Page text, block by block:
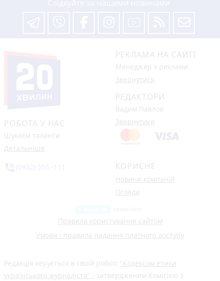
РОБОТА У НАС
Шукаєм таланти
Детальніше
РЕКЛАМА НА САЙТІ
Менеджер з реклами
Звернутися
РЕДАКТОРИ
Вадим Павлов
Звернутися
КОРИСНЕ
Новини компаній
Огляди
Правила користування сайтом
Умови і правила надання платного доступу
Редакція керується в своїй роботі "Кодексом етики
українського журналіста" , затвердженим Комісією з